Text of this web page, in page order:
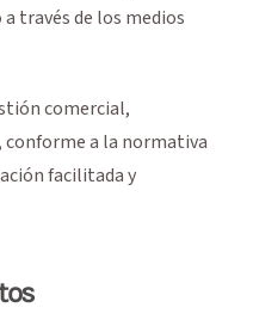
través de los medios
comercial,
a la normativa
facilitada y